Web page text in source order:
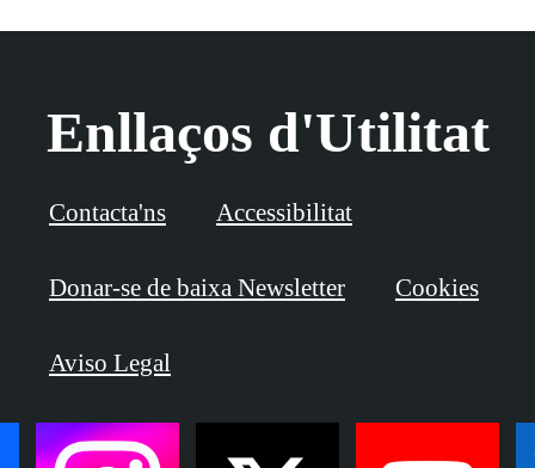
Enllaços d'Utilitat
Contacta'ns Accessibilitat
Donar-se de baixa Newsletter Cookies
Aviso Legal